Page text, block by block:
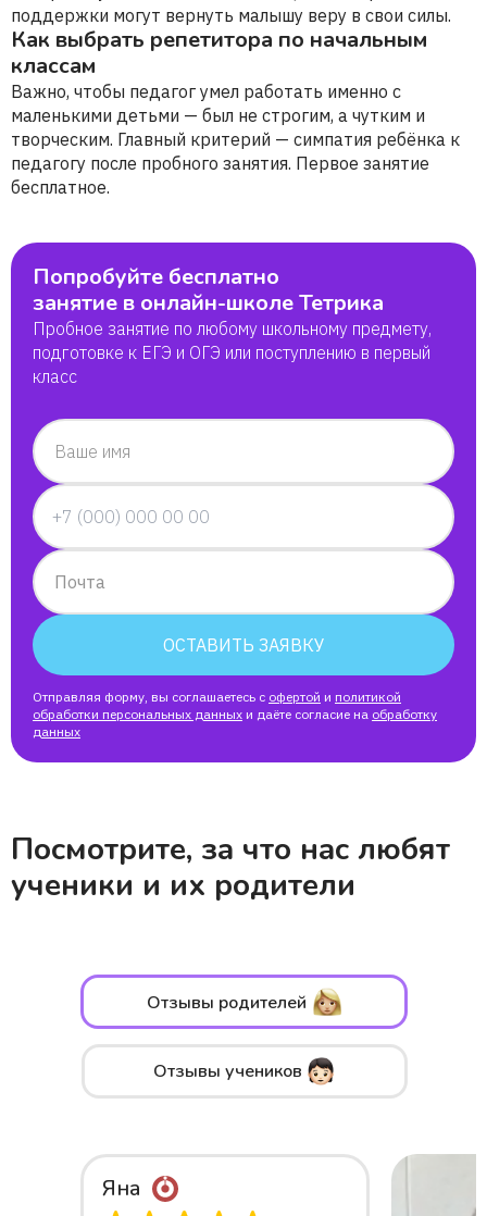
поддержки могут вернуть малышу веру в свои силы.
Как выбрать репетитора по начальным
классам
Важно, чтобы педагог умел работать именно с
маленькими детьми — был не строгим, а чутким и
творческим. Главный критерий — симпатия ребёнка к
педагогу после пробного занятия. Первое занятие
бесплатное.
Попробуйте бесплатно
занятие в онлайн-школе Тетрика
Пробное занятие по любому школьному предмету,
подготовке к ЕГЭ и ОГЭ или поступлению в первый
класс
Ваше имя
Почта
ОСТАВИТЬ ЗАЯВКУ
Отправляя форму, вы соглашаетесь с офертой и политикой
обработки персональных данных и даёте согласие на обработку
данных
Посмотрите, за что нас любят
ученики и их родители